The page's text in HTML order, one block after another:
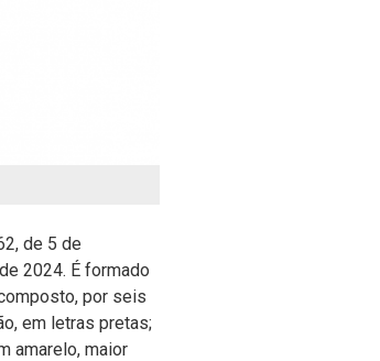
de 5 de
2024. É formado
por seis
em letras pretas;
amarelo, maior